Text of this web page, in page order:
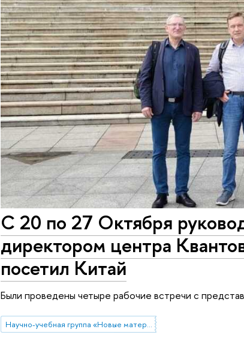
С 20 по 27 Октября
директором центра
посетил Китай
Были проведены четыре рабочие встречи с
Научно-учебная группа «Новые материалы для солнечной энергетики»